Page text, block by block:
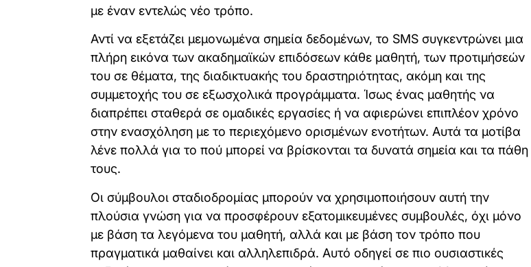
με έναν εντελώς νέο τρόπο.
Αντί να εξετάζει μεμονωμένα σημεία δεδομένων, το SMS συγκεντρώνει μια
πλήρη εικόνα των ακαδημαϊκών επιδόσεων κάθε μαθητή, των προτιμήσεών
του σε θέματα, της διαδικτυακής του δραστηριότητας, ακόμη και της
συμμετοχής του σε εξωσχολικά προγράμματα. Ίσως ένας μαθητής να
διαπρέπει σταθερά σε ομαδικές εργασίες ή να αφιερώνει επιπλέον χρόνο
στην ενασχόληση με το περιεχόμενο ορισμένων ενοτήτων. Αυτά τα μοτίβα
λένε πολλά για το πού μπορεί να βρίσκονται τα δυνατά σημεία και τα πάθη
τους.
Οι σύμβουλοι σταδιοδρομίας μπορούν να χρησιμοποιήσουν αυτή την
πλούσια γνώση για να προσφέρουν εξατομικευμένες συμβουλές, όχι μόνο
με βάση τα λεγόμενα του μαθητή, αλλά και με βάση τον τρόπο που
πραγματικά μαθαίνει και αλληλεπιδρά. Αυτό οδηγεί σε πιο ουσιαστικές